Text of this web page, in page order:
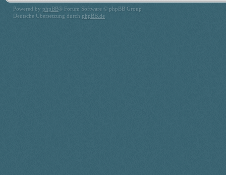
Powered by phpBB® Forum Software © phpBB Group
Deutsche Übersetzung durch phpBB.de